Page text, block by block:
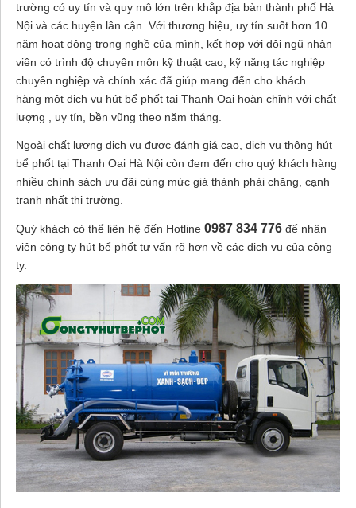
trường có uy tín và quy mô lớn trên khắp địa bàn thành phố Hà
Nội và các huyện lân cận. Với thương hiệu, uy tín suốt hơn 10
năm hoạt động trong nghề của mình, kết hợp với đội ngũ nhân
viên có trình độ chuyên môn kỹ thuật cao, kỹ năng tác nghiệp
chuyên nghiệp và chính xác đã giúp mang đến cho khách
hàng một dịch vụ hút bể phốt tại Thanh Oai hoàn chỉnh với chất
lượng , uy tín, bền vũng theo năm tháng.
Ngoài chất lượng dịch vụ được đánh giá cao, dịch vụ thông hút
bể phốt tại Thanh Oai Hà Nội còn đem đến cho quý khách hàng
nhiều chính sách ưu đãi cùng mức giá thành phải chăng, cạnh
tranh nhất thị trường.
Quý khách có thể liên hệ đến Hotline 0987 834 776 để nhân
viên công ty hút bể phốt tư vấn rõ hơn về các dịch vụ của công
ty.